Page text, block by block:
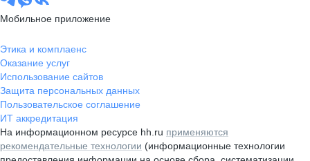
Мобильное приложение
Этика и комплаенс
Оказание услуг
Использование сайтов
Защита персональных данных
Пользовательское соглашение
ИТ аккредитация
На информационном ресурсе hh.ru применяются
рекомендательные технологии (информационные технологии